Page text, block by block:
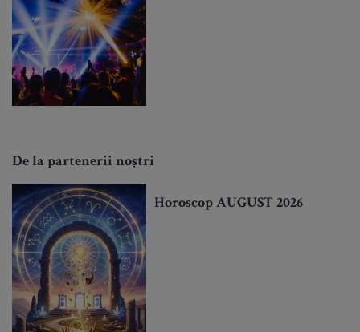
De la partenerii noștri
Horoscop AUGUST 2026